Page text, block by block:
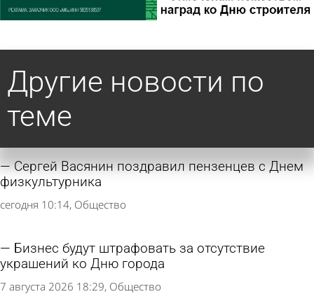
Другие новости по
теме
Сергей Васянин поздравил пензенцев с Днем
физкультурника
сегодня 10:14 Общество
Бизнес будут штрафовать за отсутствие
украшений ко Дню города
7 августа 2026 18:29 Общество